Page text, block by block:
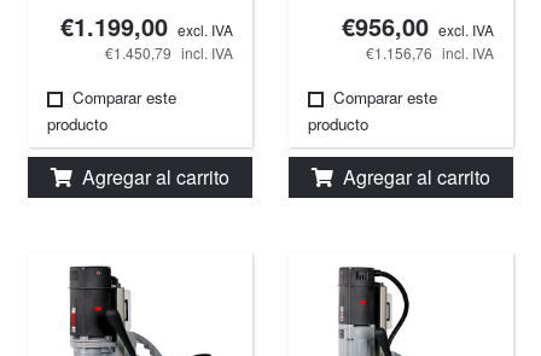
€1.199,00 excl. IVA
€1.450,79 incl. IVA
Comparar este
producto
Agregar al carrito
€956,00 excl. IVA
€1.156,76 incl. IVA
Comparar este
producto
Agregar al carrito